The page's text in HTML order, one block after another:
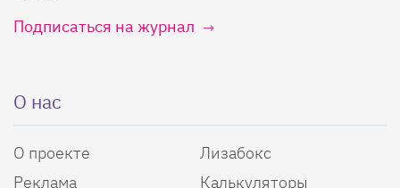
Подписаться на журнал
О нас
О проекте
Реклама
Лизабокс
Калькуляторы